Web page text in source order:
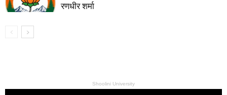
रणधीर शर्मा
Shoolini University